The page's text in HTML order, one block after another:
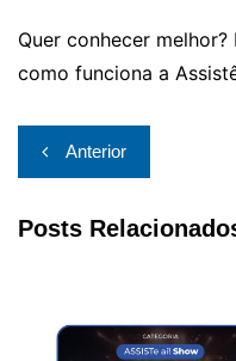
Quer conhecer melhor?
como funciona a
Navegação
de
Post
Anterior
Posts